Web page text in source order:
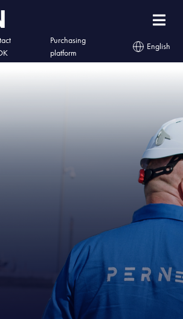
Purchasing
platform
English
online dla kierowców odbierających paliwo z